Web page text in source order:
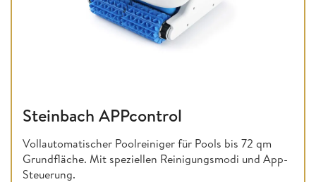
Steinbach APPcontrol
Vollautomatischer Poolreiniger für Pools bis 72 qm
Grundfläche. Mit speziellen Reinigungsmodi und App-
Steuerung.